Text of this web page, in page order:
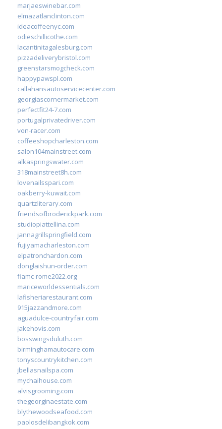
marjaeswinebar.com
elmazatlanclinton.com
ideacoffeenyc.com
odieschillicothe.com
lacantinitagalesburg.com
pizzadeliverybristol.com
greenstarsmogcheck.com
happypawspl.com
callahansautoservicecenter.com
georgiascornermarket.com
perfectfit24-7.com
portugalprivatedriver.com
von-racer.com
coffeeshopcharleston.com
salon104mainstreet.com
alkaspringswater.com
318mainstreet8h.com
lovenailsspari.com
oakberry-kuwait.com
quartzliterary.com
friendsofbroderickpark.com
studiopiattellina.com
jannagrillspringfield.com
fujiyamacharleston.com
elpatronchardon.com
donglaishun-order.com
fiamc-rome2022.org
mariceworldessentials.com
lafisheriarestaurant.com
915jazzandmore.com
aguadulce-countryfair.com
jakehovis.com
bosswingsduluth.com
birminghamautocare.com
tonyscountrykitchen.com
jbellasnailspa.com
mychaihouse.com
alvisgrooming.com
thegeorginaestate.com
blythewoodseafood.com
paolosdelibangkok.com